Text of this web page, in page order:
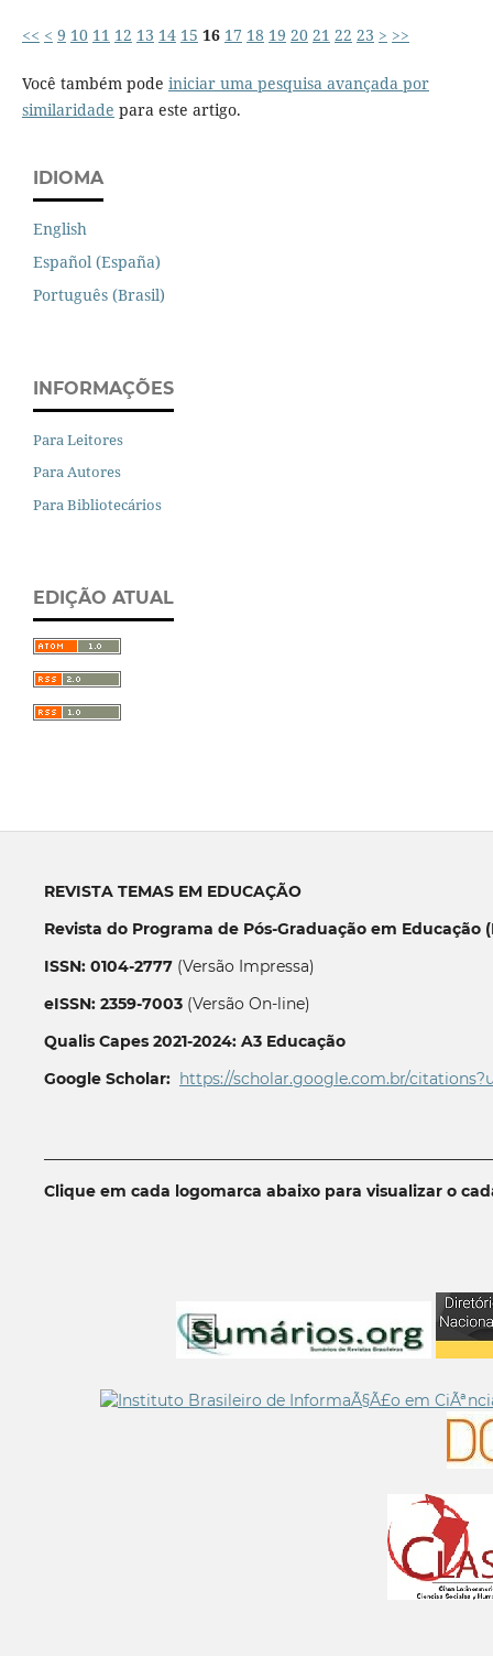
<< < 9 10 11 12 13 14 15 16 17 18 19 20 21 22 23 > >>
Você também pode iniciar uma pesquisa avançada por
similaridade para este artigo.
IDIOMA
English
Español (España)
Português (Brasil)
INFORMAÇÕES
Para Leitores
Para Autores
Para Bibliotecários
EDIÇÃO ATUAL
REVISTA TEMAS EM EDUCAÇÃO
Revista do Programa de Pós-Graduação em Educação
ISSN: 0104-2777(Versão Impressa)
eISSN: 2359-7003(Versão On-line)
Qualis Capes 2021-2024: A3 Educação
Google Scholar: https://scholar.google.com.br/
Clique em cada logomarca abaixo para visualizar o